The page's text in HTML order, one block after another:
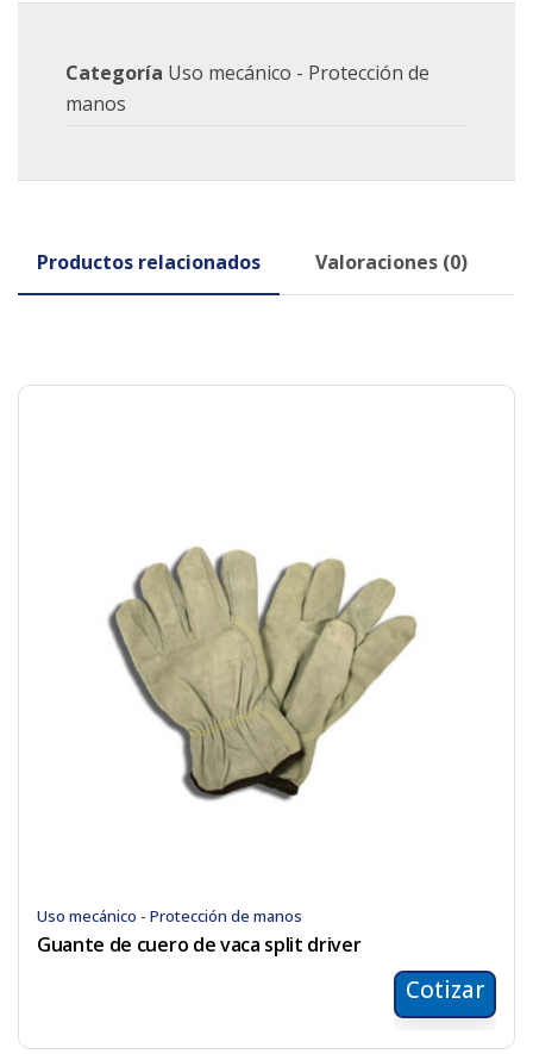
Categoría Uso mecánico - Protección de
manos
Productos relacionados Valoraciones (0)
Uso mecánico - Protección de manos
Guante de cuero de vaca split driver
Cotizar